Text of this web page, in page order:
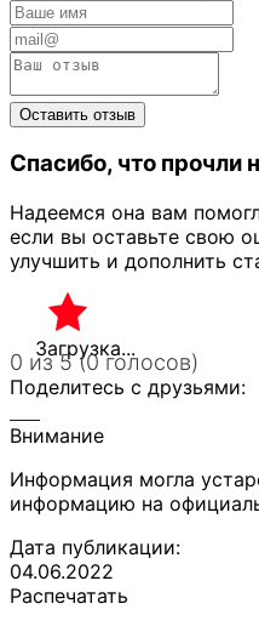
Спасибо, что прочли
Надеемся она вам
если вы оставьте свою
улучшить и дополнить
Загрузка...
0 из 5 (0 голосов)
Поделитесь с друзьями:
Внимание
Информация могла
информацию на
Дата публикации:
04.06.2022
Распечатать